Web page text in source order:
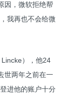
因，微软拒绝帮
我再也不会给微
Lincke），他24
世两年之前在一
进他的账户十分